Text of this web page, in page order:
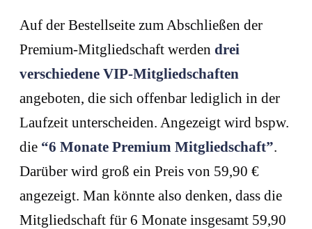
Auf der Bestellseite zum Abschließen der
Premium-Mitgliedschaft werden drei
verschiedene VIP-Mitgliedschaften
angeboten, die sich offenbar lediglich in der
Laufzeit unterscheiden. Angezeigt wird bspw.
die “6 Monate Premium Mitgliedschaft”.
Darüber wird groß ein Preis von 59,90 €
angezeigt. Man könnte also denken, dass die
Mitgliedschaft für 6 Monate insgesamt 59,90